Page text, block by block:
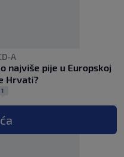
A
najviše pije u Europskoj
Hrvati?
1